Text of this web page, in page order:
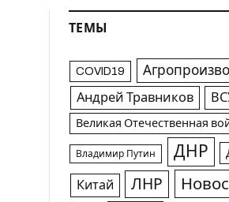
ТЕМЫ
COVID19
Андрей Травников
Великая Отечественная
Владимир Путин ДНР
Китай ЛНР